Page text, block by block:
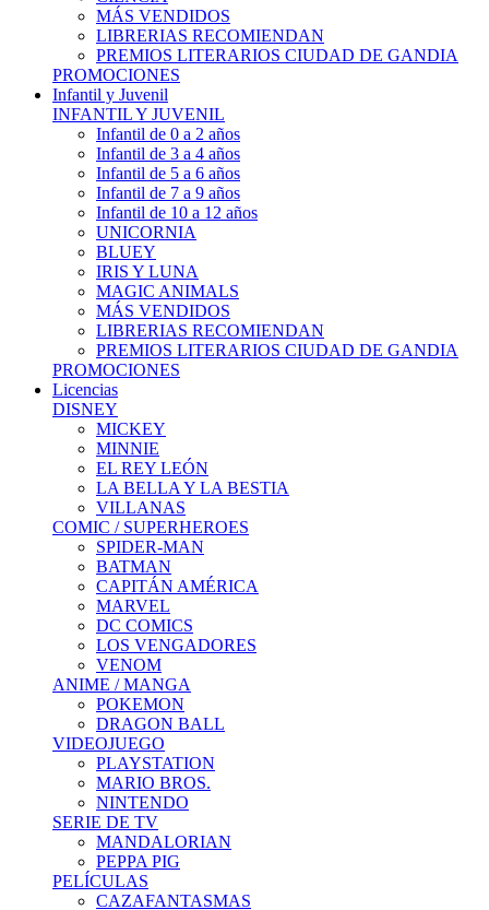
MÁS VENDIDOS
LIBRERIAS RECOMIENDAN
PREMIOS LITERARIOS CIUDAD DE GANDIA
PROMOCIONES
Infantil y Juvenil
INFANTIL Y JUVENIL
Infantil de 0 a 2 años
Infantil de 3 a 4 años
Infantil de 5 a 6 años
Infantil de 7 a 9 años
Infantil de 10 a 12 años
UNICORNIA
BLUEY
IRIS Y LUNA
MAGIC ANIMALS
MÁS VENDIDOS
LIBRERIAS RECOMIENDAN
PREMIOS LITERARIOS CIUDAD DE GANDIA
PROMOCIONES
Licencias
DISNEY
MICKEY
MINNIE
EL REY LEÓN
LA BELLA Y LA BESTIA
VILLANAS
COMIC / SUPERHEROES
SPIDER-MAN
BATMAN
CAPITÁN AMÉRICA
MARVEL
DC COMICS
LOS VENGADORES
VENOM
ANIME / MANGA
POKEMON
DRAGON BALL
VIDEOJUEGO
PLAYSTATION
MARIO BROS.
NINTENDO
SERIE DE TV
MANDALORIAN
PEPPA PIG
PELÍCULAS
CAZAFANTASMAS